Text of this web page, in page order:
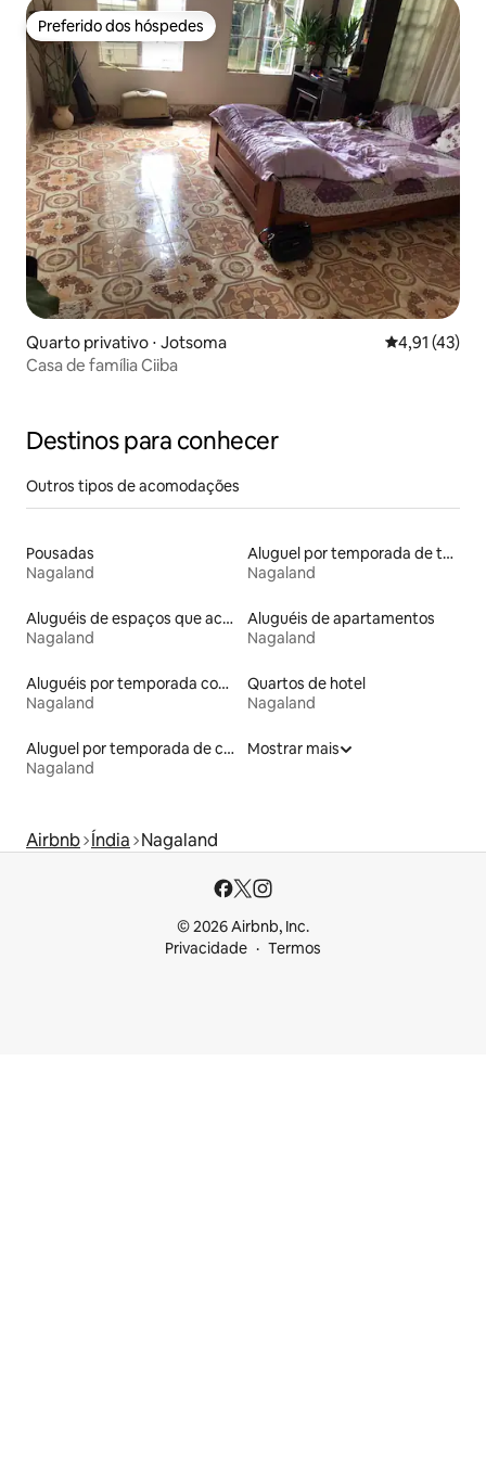
Preferido dos hóspedes
Preferido dos hóspedes
Quarto privativo ⋅ Jotsoma 4,91 de uma
4,91 (43)
Casa de família Ciiba
Destinos para conhecer
Outros tipos de acomodações
Pousadas
Nagaland
Aluguel por temporada de tendas
Nagaland
Aluguéis de espaços que aceitam animais de estimação
Nagaland
Aluguéis de apartamentos
Nagaland
Aluguéis por temporada com café da manhã
Nagaland
Quartos de hotel
Nagaland
Aluguel por temporada de casas de hóspedes
Nagaland
Mostrar mais
Airbnb Índia Nagaland
© 2026 Airbnb, Inc.
Privacidade
Termos